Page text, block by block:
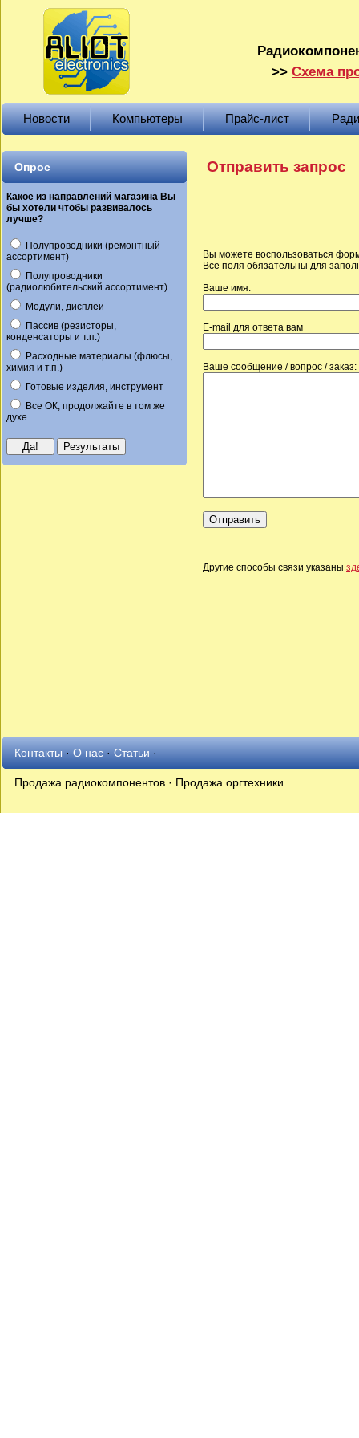
>> Схема
Новости Компьютеры Прайс-лист
Опрос
Какое из направлений магазина Вы
бы хотели чтобы развивалось
лучше?
Полупроводники (ремонтный
ассортимент)
Полупроводники
(радиолюбительский ассортимент)
Модули, дисплеи
Пассив (резисторы,
конденсаторы и т.п.)
Расходные материалы (флюсы,
химия и т.п.)
Готовые изделия, инструмент
Все ОК, продолжайте в том же
духе
Отправить запрос
Вы можете воспользоваться
Все поля обязательны для
Ваше имя:
E-mail для ответа вам
Ваше сообщение / вопрос / заказ:
Другие способы связи указаны
Контакты·О нас·Статьи·
Продажа радиокомпонентов · Продажа оргтехники